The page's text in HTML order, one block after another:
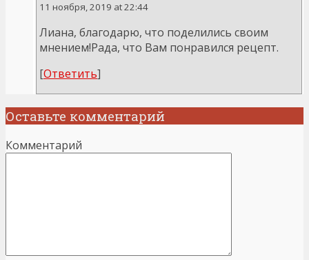
11 ноября, 2019 at 22:44
Лиана, благодарю, что поделились своим
мнением!Рада, что Вам понравился рецепт.
[Ответить]
Оставьте комментарий
Комментарий